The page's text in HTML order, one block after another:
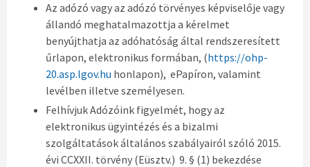
Az adózó vagy az adózó törvényes képviselője vagy
állandó meghatalmazottja a kérelmet
benyújthatja az adóhatóság által rendszeresített
űrlapon, elektronikus formában, (https://ohp-
20.asp.lgov.hu honlapon), ePapíron, valamint
levélben illetve személyesen.
Felhívjuk Adózóink figyelmét, hogy az
elektronikus ügyintézés és a bizalmi
szolgáltatások általános szabályairól szóló 2015.
évi CCXXII. törvény (Eüsztv.) 9. § (1) bekezdése